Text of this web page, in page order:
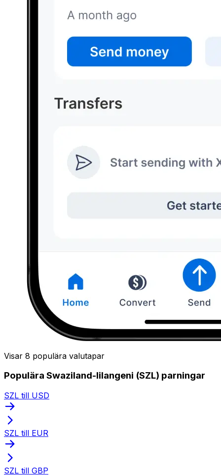
Visar 8 populära valutapar
Populära Swaziland-lilangeni (SZL) parningar
SZL till USD
SZL till EUR
SZL till GBP